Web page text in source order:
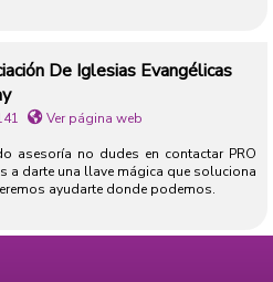
De Iglesias Evangélicas
Ver página web
asesoría no dudes en contactar PRO
a darte una llave mágica que soluciona
ayudarte donde podemos.